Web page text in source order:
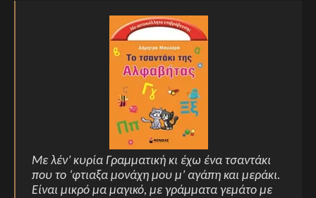
Με λέν’ κυρία Γραμματική κι έχω ένα τσαντάκι
που το ‘φτιαξα μονάχη μου μ’ αγάπη και μεράκι.
Είναι μικρό μα μαγικό, με γράμματα γεμάτο με